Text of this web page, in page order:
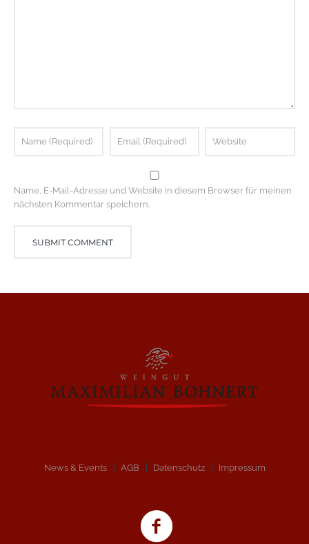
Name, E-Mail-Adresse und Website in diesem Browser für meinen
nächsten Kommentar speichern.
News & Events AGB Datenschutz Impressum